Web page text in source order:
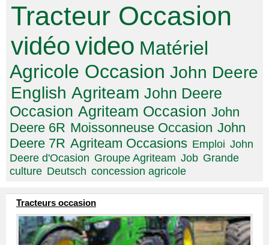
Tracteur Occasion
vidéovideo Matériel
Agricole Occasion John Deere
English Agriteam John Deere
Occasion Agriteam Occasion John
Deere 6R Moissonneuse Occasion John
Deere 7R Agriteam Occasions Emploi John
Deere d'Ocasion Groupe Agriteam Job Grande
culture Deutsch concession agricole
Tracteurs occasion